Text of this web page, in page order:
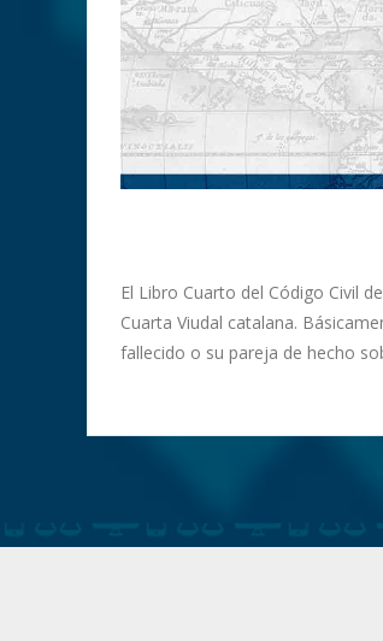
El Libro Cuarto del Código Civil
Cuarta Viudal catalana.
fallecido o su pareja de hecho